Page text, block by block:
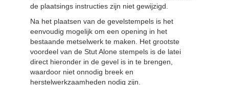
de plaatsings instructies zijn niet gewijzigd.
Na het plaatsen van de gevelstempels is het
eenvoudig mogelijk om een opening in het
bestaande metselwerk te maken. Het grootste
voordeel van de Stut Alone stempels is de latei
direct hieronder in de gevel is in te brengen,
waardoor niet onnodig breek en
herstelwerkzaamheden nodig zijn.